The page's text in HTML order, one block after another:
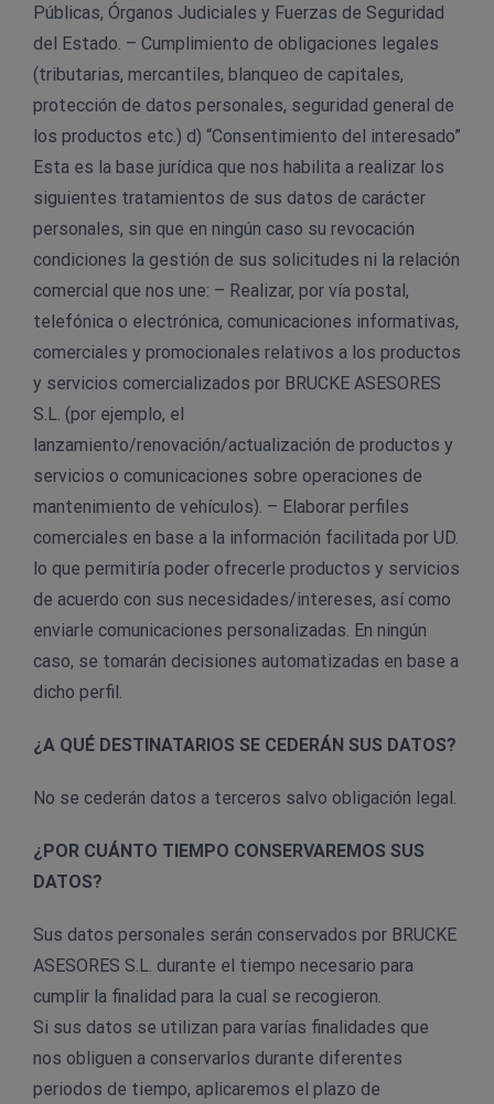
Públicas, Órganos Judiciales y Fuerzas de Seguridad
del Estado. – Cumplimiento de obligaciones legales
(tributarias, mercantiles, blanqueo de capitales,
protección de datos personales, seguridad general de
los productos etc.) d) “Consentimiento del interesado”
Esta es la base jurídica que nos habilita a realizar los
siguientes tratamientos de sus datos de carácter
personales, sin que en ningún caso su revocación
condiciones la gestión de sus solicitudes ni la relación
comercial que nos une: – Realizar, por vía postal,
telefónica o electrónica, comunicaciones informativas,
comerciales y promocionales relativos a los productos
y servicios comercializados por BRUCKE ASESORES
S.L. (por ejemplo, el
lanzamiento/renovación/actualización de productos y
servicios o comunicaciones sobre operaciones de
mantenimiento de vehículos). – Elaborar perfiles
comerciales en base a la información facilitada por UD.
lo que permitiría poder ofrecerle productos y servicios
de acuerdo con sus necesidades/intereses, así como
enviarle comunicaciones personalizadas. En ningún
caso, se tomarán decisiones automatizadas en base a
dicho perfil.
¿A QUÉ DESTINATARIOS SE CEDERÁN SUS DATOS?
No se cederán datos a terceros salvo obligación legal.
¿POR CUÁNTO TIEMPO CONSERVAREMOS SUS
DATOS?
Sus datos personales serán conservados por BRUCKE
ASESORES S.L. durante el tiempo necesario para
cumplir la finalidad para la cual se recogieron.
Si sus datos se utilizan para varías finalidades que
nos obliguen a conservarlos durante diferentes
periodos de tiempo, aplicaremos el plazo de